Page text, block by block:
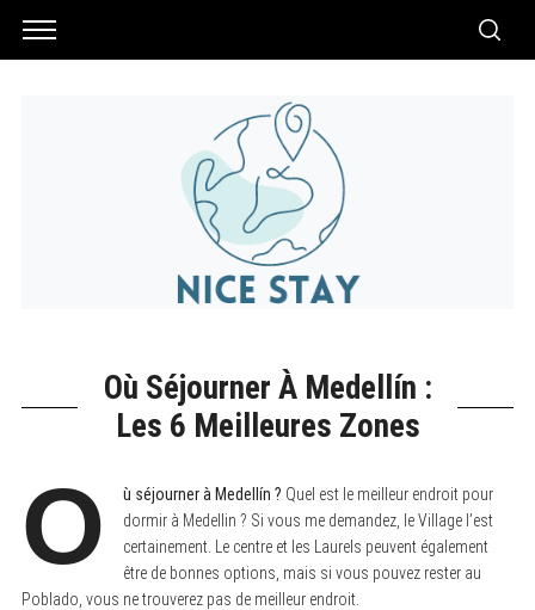
Où Séjourner À Medellín :
Les 6 Meilleures Zones
O ù séjourner à Medellín ? Quel est le meilleur endroit pour
dormir à Medellin ? Si vous me demandez, le Village l’est
certainement. Le centre et les Laurels peuvent également
être de bonnes options, mais si vous pouvez rester au
Poblado, vous ne trouverez pas de meilleur endroit.